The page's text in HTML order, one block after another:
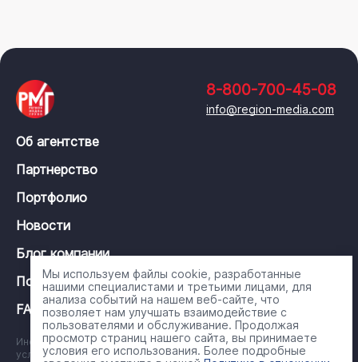
8-800-700-45-08
info@region-media.com
Об агентстве
Партнерство
Портфолио
Новости
Блог компании
Политика конфиденциальности
FAQ
Информация на сайте носит справочный характер и ни при каких
условиях не является публичной офертой
Мы используем файлы cookie, разработанные
нашими специалистами и третьими лицами, для
анализа событий на нашем веб-сайте, что
позволяет нам улучшать взаимодействие с
пользователями и обслуживание. Продолжая
просмотр страниц нашего сайта, вы принимаете
условия его использования. Более подробные